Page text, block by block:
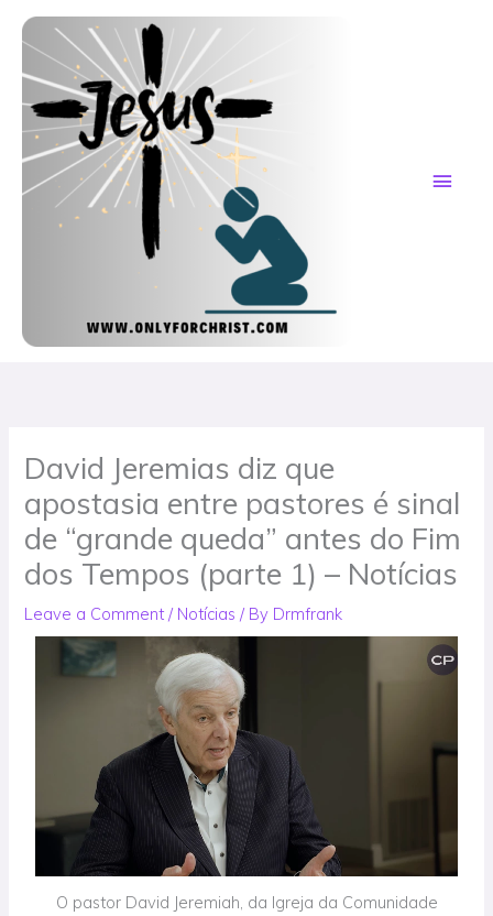
content
David Jeremias diz que
apostasia entre pastores é sinal
de “grande queda” antes do Fim
dos Tempos (parte 1) – Notícias
Leave a Comment / Notícias / By Drmfrank
O pastor David Jeremiah, da Igreja da Comunidade